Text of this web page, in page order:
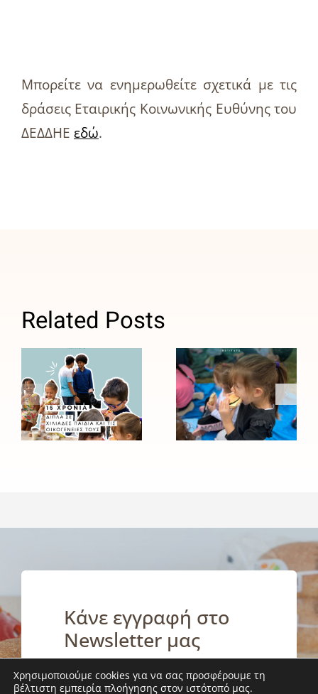
Μπορείτε να ενημερωθείτε σχετικά με τις
δράσεις Εταιρικής Κοινωνικής Ευθύνης του
ΔΕΔΔΗΕ εδώ.
Related Posts
15 χρόνια
δίπλα
στους
μαθητές
και τις
οικογένειές
σύμμαχος
του
Ινστιτούτου
Prolepsis
για τη
σίτιση και
παιδιών
Κάνε εγγραφή στο
Newsletter μας
Ενημερώσου κι εσύ για τα νέα
Χρησιμοποιούμε cookies για να σας προσφέρουμε τη
βέλτιστη εμπειρία πλοήγησης στον ιστότοπό μας.